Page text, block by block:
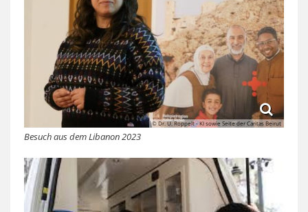
© Dr. U. Roppelt - KI sowie Seite der Caritas Beirut
Besuch aus dem Libanon 2023